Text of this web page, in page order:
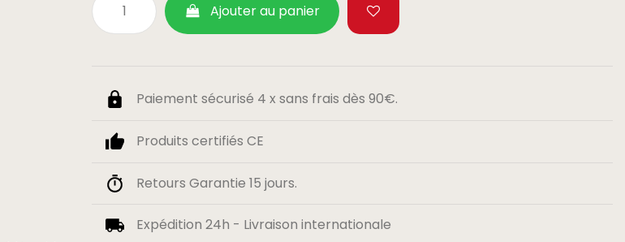
Ajouter au panier
Paiement sécurisé 4 x sans frais dès 90€.
Produits certifiés CE
Retours Garantie 15 jours.
Expédition 24h - Livraison internationale